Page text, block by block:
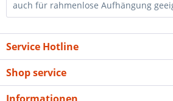
auch für rahmenlose Aufhängung
Service Hotline
Shop service